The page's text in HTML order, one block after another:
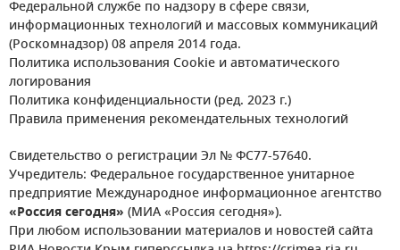
Федеральной службе по надзору в сфере связи,
информационных технологий и массовых коммуникаций
(Роскомнадзор) 08 апреля 2014 года.
Политика использования Cookie и автоматического
логирования
Политика конфиденциальности (ред. 2023 г.)
Правила применения рекомендательных технологий
Свидетельство о регистрации Эл № ФС77-57640.
Учредитель: Федеральное государственное унитарное
предприятие Международное информационное агентство
«Россия сегодня» (МИА «Россия сегодня»).
При любом использовании материалов и новостей сайта